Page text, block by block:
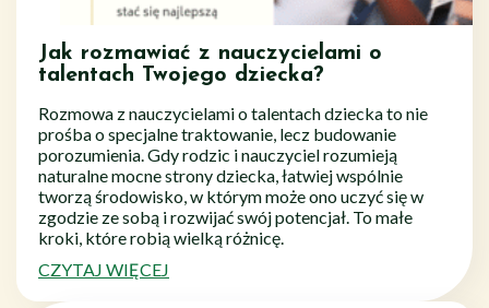
Jak rozmawiać z nauczycielami o
talentach Twojego dziecka?
Rozmowa z nauczycielami o talentach dziecka to nie
prośba o specjalne traktowanie, lecz budowanie
porozumienia. Gdy rodzic i nauczyciel rozumieją
naturalne mocne strony dziecka, łatwiej wspólnie
tworzą środowisko, w którym może ono uczyć się w
zgodzie ze sobą i rozwijać swój potencjał. To małe
kroki, które robią wielką różnicę.
CZYTAJ WIĘCEJ